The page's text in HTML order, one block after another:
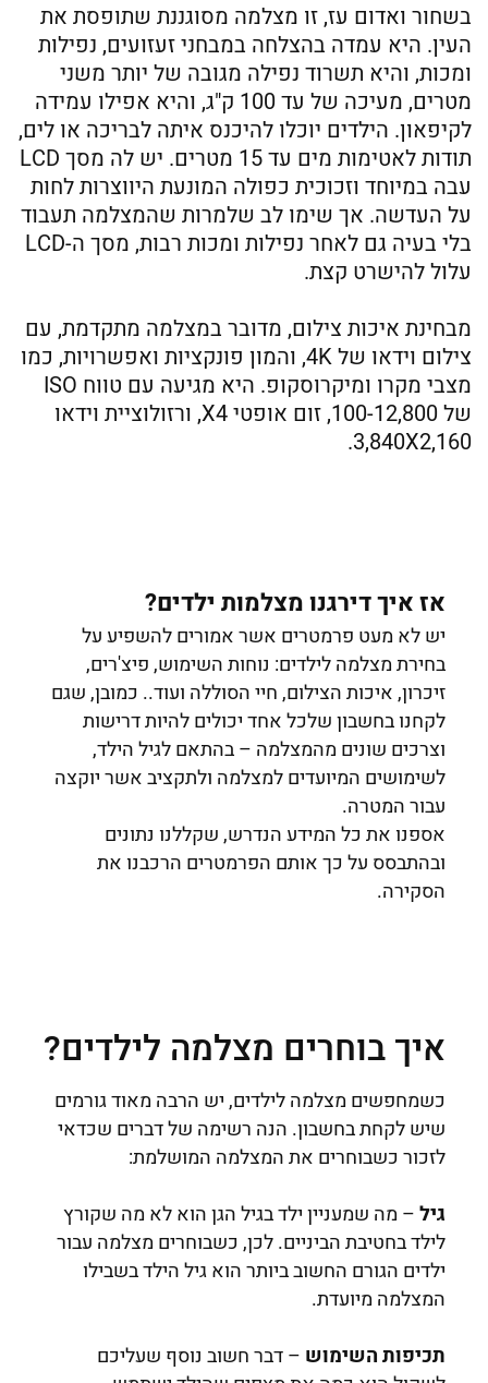
בשחור ואדום עז, זו מצלמה מסוגננת שתופסת את
העין. היא עמדה בהצלחה במבחני זעזועים, נפילות
ומכות, והיא תשרוד נפילה מגובה של יותר משני
מטרים, מעיכה של עד 100 ק"ג, והיא אפילו עמידה
לקיפאון. הילדים יוכלו להיכנס איתה לבריכה או לים,
תודות לאטימות מים עד 15 מטרים. יש לה מסך LCD
עבה במיוחד וזכוכית כפולה המונעת היווצרות לחות
על העדשה. אך שימו לב שלמרות שהמצלמה תעבוד
בלי בעיה גם לאחר נפילות ומכות רבות, מסך ה-LCD
עלול להישרט קצת.
מבחינת איכות צילום, מדובר במצלמה מתקדמת, עם
צילום וידאו של 4K, והמון פונקציות ואפשרויות, כמו
מצבי מקרו ומיקרוסקופ. היא מגיעה עם טווח ISO
של 100-12,800, זום אופטי X4, ורזולוציית וידאו
3,840X2,160.
אז איך דירגנו מצלמות ילדים?
יש לא מעט פרמטרים אשר אמורים להשפיע על
בחירת מצלמה לילדים: נוחות השימוש, פיצ'רים,
זיכרון, איכות הצילום, חיי הסוללה ועוד.. כמובן, שגם
לקחנו בחשבון שלכל אחד יכולים להיות דרישות
וצרכים שונים מהמצלמה – בהתאם לגיל הילד,
לשימושים המיועדים למצלמה ולתקציב אשר יוקצה
עבור המטרה.
אספנו את כל המידע הנדרש, שקללנו נתונים
ובהתבסס על כך אותם הפרמטרים הרכבנו את
הסקירה.
איך בוחרים מצלמה לילדים?
כשמחפשים מצלמה לילדים, יש הרבה מאוד גורמים
שיש לקחת בחשבון. הנה רשימה של דברים שכדאי
לזכור כשבוחרים את המצלמה המושלמת:
גיל– מה שמעניין ילד בגיל הגן הוא לא מה שקורץ
לילד בחטיבת הביניים. לכן, כשבוחרים מצלמה עבור
ילדים הגורם החשוב ביותר הוא גיל הילד בשבילו
המצלמה מיועדת.
תכיפות השימוש – דבר חשוב נוסף שעליכם